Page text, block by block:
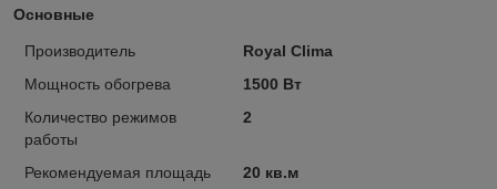
Основные
Производитель
Royal Clima
Мощность обогрева
1500 Вт
Количество режимов
работы
2
Рекомендуемая площадь
20 кв.м